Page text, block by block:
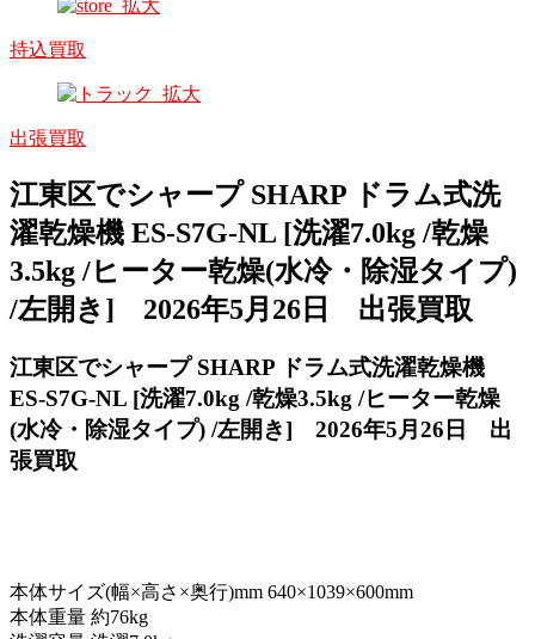
持込買取
出張買取
江東区でシャープ SHARP ドラム式洗
濯乾燥機 ES-S7G-NL [洗濯7.0kg /乾燥
3.5kg /ヒーター乾燥(水冷・除湿タイプ)
/左開き] 2026年5月26日 出張買取
江東区でシャープ SHARP ドラム式洗濯乾燥機
ES-S7G-NL [洗濯7.0kg /乾燥3.5kg /ヒーター乾燥
(水冷・除湿タイプ) /左開き] 2026年5月26日 出
張買取
本体サイズ(幅×高さ×奥行)mm 640×1039×600mm
本体重量 約76kg